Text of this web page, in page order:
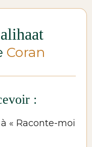
Coran
:
« Raconte-moi